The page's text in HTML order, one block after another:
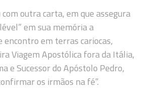
outra carta, em que assegura
em sua memória a
encontro em terras cariocas,
Viagem Apostólica fora da Itália,
e Sucessor do Apóstolo Pedro,
os irmãos na fé”.